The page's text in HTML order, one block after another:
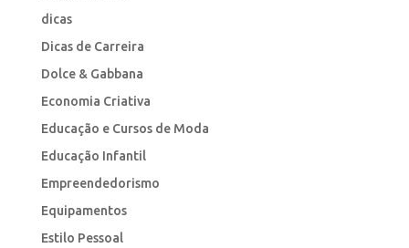
dicas
Dicas de Carreira
Dolce & Gabbana
Economia Criativa
Educação e Cursos de Moda
Educação Infantil
Empreendedorismo
Equipamentos
Estilo Pessoal